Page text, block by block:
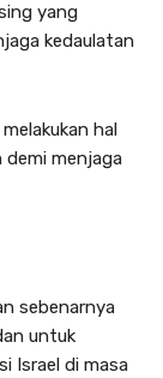
yang
kedaulatan
hal
menjaga
sebenarnya
untuk
Israel di masa